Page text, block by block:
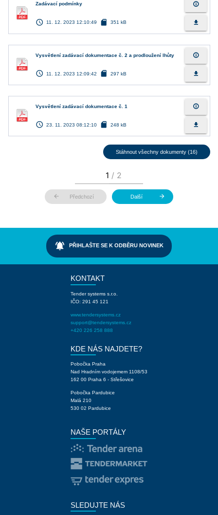
Zadávací podmínky
access_time 11. 12. 2023 12:10:49 sd_card 351 kB
info_outline
file_download
Vysvětlení zadávací dokumentace č. 2 a prodloužení lhůty
access_time 11. 12. 2023 12:09:42 sd_card 297 kB
info_outline
file_download
Vysvětlení zadávací dokumentace č. 1
access_time 23. 11. 2023 08:12:10 sd_card 248 kB
info_outline
file_download
Stáhnout všechny dokumenty (16)
arrow_back Předchozí Další arrow_forward
notifications_active PŘIHLAŠTE SE K ODBĚRU NOVINEK
KONTAKT
Tender systems s.r.o.
IČO: 291 45 121
www.tendersystems.cz
support@tendersystems.cz
+420 226 258 888
KDE NÁS NAJDETE?
Pobočka Praha
Nad Hradním vodojemem 1108/53
162 00 Praha 6 - Střešovice
Pobočka Pardubice
Malá 210
530 02 Pardubice
NAŠE PORTÁLY
SLEDUJTE NÁS